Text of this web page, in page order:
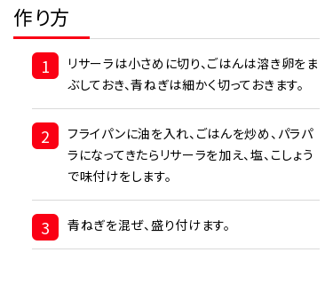
作り方
1
リサーラは小さめに切り、ごはんは溶き卵をま
ぶしておき、青ねぎは細かく切っておきます。
2
フライパンに油を入れ、ごはんを炒め、パラパ
ラになってきたらリサーラを加え、塩、こしょう
で味付けをします。
3 青ねぎを混ぜ、盛り付けます。